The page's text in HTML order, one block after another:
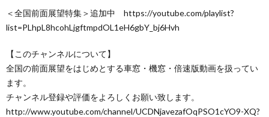
＜全国前面展望特集＞追加中 https://youtube.com/playlist?
list=PLhpL8hcohLjgftmpdOL1eH6gbY_bj6Hvh
【このチャンネルについて】
全国の前面展望をはじめとする車窓・機窓・倍速版動画を扱ってい
ます。
チャンネル登録や評価をよろしくお願い致します。
http://www.youtube.com/channel/UCDNjavezafOqPSO1cYO9-XQ?